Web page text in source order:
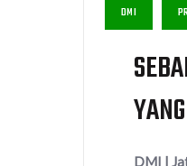
DMI
DMI |